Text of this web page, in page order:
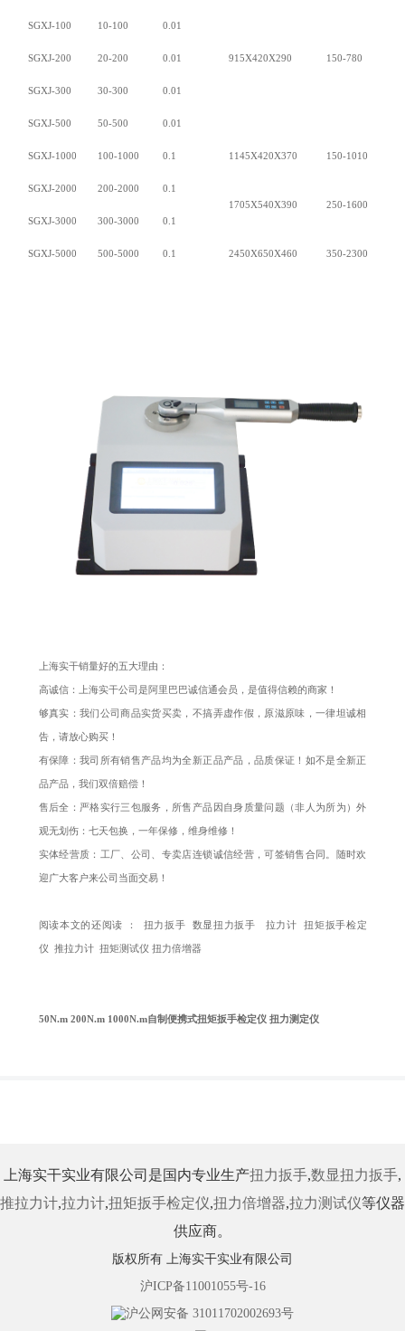
915X420X290 150-780
SGXJ-100 10-100 0.01
SGXJ-200 20-200 0.01
SGXJ-300 30-300 0.01
SGXJ-500 50-500 0.01
SGXJ-1000 100-1000 0.1 1145X420X370 150-1010
SGXJ-2000 200-2000
0.1
1705X540X390
250-1600
SGXJ-3000
300-3000 0.1
SGXJ-5000 500-5000 0.1 2450X650X460 350-2300
上海实干销量好的五大理由：
高诚信：上海实干公司是阿里巴巴诚信通会员，是值得信赖的商家！
够真实：我们公司商品实货买卖，不搞弄虚作假，原滋原味，一律坦诚相
告，请放心购买！
有保障：我司所有销售产品均为全新正品产品，品质保证！如不是全新正
品产品，我们双倍赔偿！
售后全：严格实行三包服务，所售产品因自身质量问题（非人为所为）外
观无划伤：七天包换，一年保修，维身维修！
实体经营质：工厂、公司、专卖店连锁诚信经营，可签销售合同。随时欢
迎广大客户来公司当面交易！
阅读本文的还阅读 ： 扭力扳手 数显扭力扳手 拉力计 扭矩扳手检定
仪 推拉力计 扭矩测试仪 扭力倍增器
50N.m 200N.m 1000N.m自制便携式扭矩扳手检定仪 扭力测定仪
上海实干实业有限公司是国内专业生产扭力扳手,数显扭力扳手,
推拉力计,拉力计,扭矩扳手检定仪,扭力倍增器,拉力测试仪等仪器
供应商。
版权所有 上海实干实业有限公司
沪ICP备11001055号-16
沪公网安备 31011702002693号